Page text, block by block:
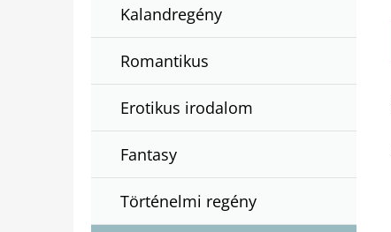
Kalandregény
Romantikus
Erotikus irodalom
Fantasy
Történelmi regény